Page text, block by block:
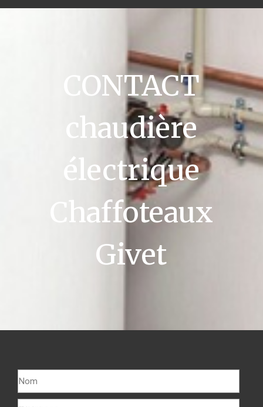
CONTACT
chaudière
électrique
Chaffoteaux
Givet